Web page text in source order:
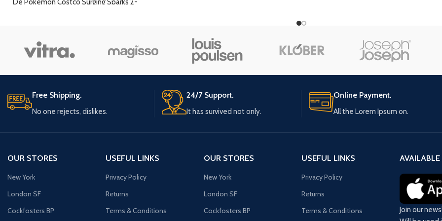
De Pokemon Costco Surging Sparks 2-
Surging Sparks Elite Trainer Box
Surging Sparks Booster Bundle
1x Jumbo Greninja ex card
8x Pokemon TCG booster packs
1x Online code card voor Pokemon TCG
Live
1x Jumbo Snorlax ex card
8x Pokemon TCG booster packs
Free Shipping.
No one rejects, dislikes.
24/7 Support.
It has survived not only.
Online Payment.
All the Lorem Ipsum on.
OUR STORES
New York
London SF
Cockfosters BP
USEFUL LINKS
Privacy Policy
Returns
Terms & Conditions
OUR STORES
New York
London SF
Cockfosters BP
USEFUL LINKS
Privacy Policy
Returns
Terms & Conditions
AVAILABLE
Join our